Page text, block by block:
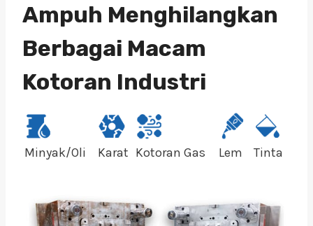
Ampuh Menghilangkan
Berbagai Macam
Kotoran Industri
Minyak/Oli Karat Kotoran Gas Lem Tinta